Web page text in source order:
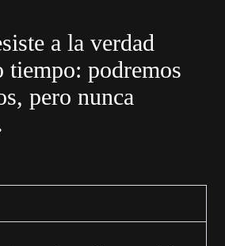
a la verdad
tiempo: podremos
pero nunca